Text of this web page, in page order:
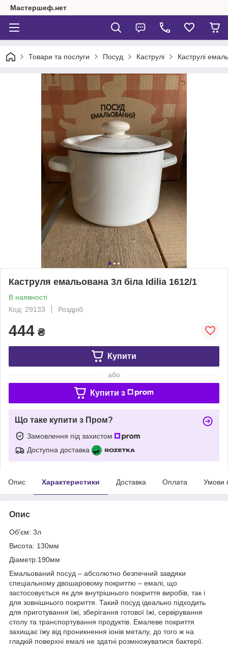
Мастершеф.нет
Товари та послуги Посуд Каструлі Каструлі
Каструля емальована 3л біла Idilia 1612/1
В наявності
Код: 29133
Роздріб
444 ₴
Купити
або
Купити з
Що таке купити з Пром?
Замовлення під захистом
Доступна доставка
Опис Характеристики Доставка Оплата Умови
Опис
Об'єм: 3л
Висота: 130мм
Діаметр:190мм
Емальований посуд – абсолютно безпечний завдяки
спеціальному двошаровому покриттю – емалі, що
застосовується як для внутрішнього покриття виробів, так і
для зовнішнього покриття. Такий посуд ідеально підходить
для приготування їжі, зберігання готової їжі, сервірування
столу та транспортування продуктів. Емалеве покриття
захищає їжу від проникнення іонів металу, до того ж на
гладкій поверхні емалі не здатні розмножуватися бактерії.